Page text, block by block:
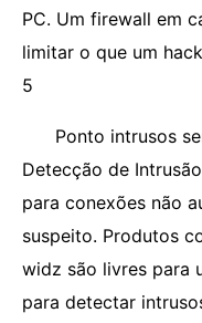
PC. Um firewall em
limitar o que um
5
Ponto intrusos
Detecção de
para conexões não
suspeito. Produtos
widz são livres para
para detectar